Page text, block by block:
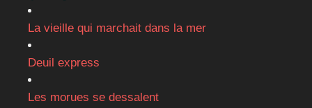
La vieille qui marchait dans la mer
Deuil express
Les morues se dessalent